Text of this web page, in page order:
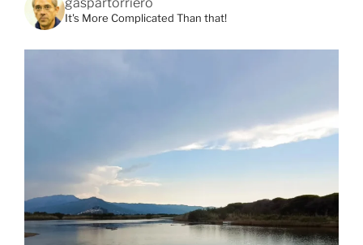
It's More Complicated Than that!